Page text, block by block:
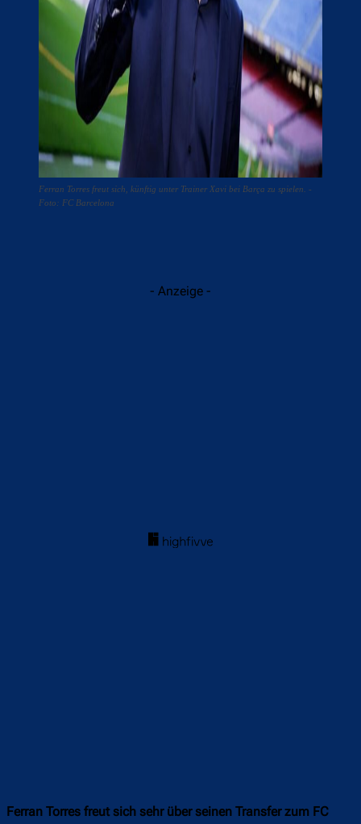
Ferran Torres freut sich, künftig unter Trainer Xavi bei Barça zu spielen. -
Foto: FC Barcelona
- Anzeige -
Ferran Torres freut sich sehr über seinen Transfer zum FC